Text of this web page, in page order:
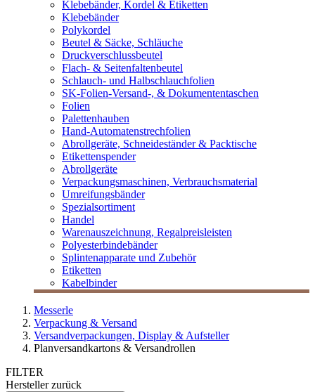
Klebebänder, Kordel & Etiketten
Klebebänder
Polykordel
Beutel & Säcke, Schläuche
Druckverschlussbeutel
Flach- & Seitenfaltenbeutel
Schlauch- und Halbschlauchfolien
SK-Folien-Versand-, & Dokumententaschen
Folien
Palettenhauben
Hand-Automatenstrechfolien
Abrollgeräte, Schneideständer & Packtische
Etikettenspender
Abrollgeräte
Verpackungsmaschinen, Verbrauchsmaterial
Umreifungsbänder
Spezialsortiment
Handel
Warenauszeichnung, Regalpreisleisten
Polyesterbindebänder
Splintenapparate und Zubehör
Etiketten
Kabelbinder
Messerle
Verpackung & Versand
Versandverpackungen, Display & Aufsteller
Planversandkartons & Versandrollen
FILTER
Herstellerzurück